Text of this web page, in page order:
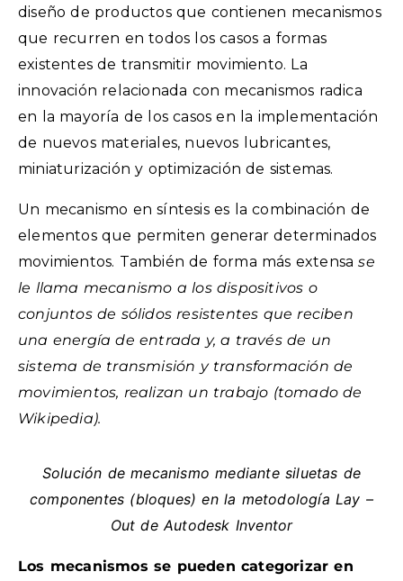
diseño de productos que contienen mecanismos
que recurren en todos los casos a formas
existentes de transmitir movimiento. La
innovación relacionada con mecanismos radica
en la mayoría de los casos en la implementación
de nuevos materiales, nuevos lubricantes,
miniaturización y optimización de sistemas.
Un mecanismo en síntesis es la combinación de
elementos que permiten generar determinados
movimientos. También de forma más extensase
le llama mecanismo a los dispositivos o
conjuntos de sólidos resistentes que reciben
una energía de entrada y, a través de un
sistema de transmisión y transformación de
movimientos, realizan un trabajo (tomado de
Wikipedia).
Solución de mecanismo mediante siluetas de
componentes (bloques) en la metodología Lay –
Out de Autodesk Inventor
Los mecanismos se pueden categorizar en